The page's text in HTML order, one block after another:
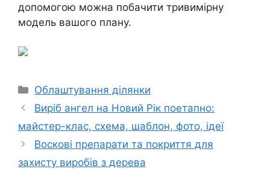
допомогою можна побачити тривимірну
модель вашого плану.
Категорії
Облаштування ділянки
Виріб ангел на Новий Рік поетапно:
майстер-клас, схема, шаблон, фото, ідеї
Воскові препарати та покриття для
захисту виробів з дерева